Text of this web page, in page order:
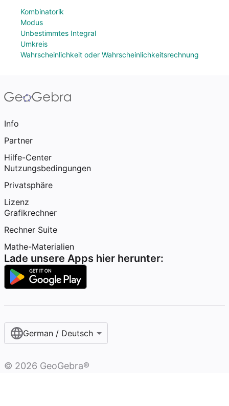
Kombinatorik
Modus
Unbestimmtes Integral
Umkreis
Wahrscheinlichkeit oder Wahrscheinlichkeitsrechnung
Info
Partner
Hilfe-Center
Nutzungsbedingungen
Privatsphäre
Lizenz
Grafikrechner
Rechner Suite
Mathe-Materialien
Lade unsere Apps hier herunter:
German / Deutsch
© 2026 GeoGebra®